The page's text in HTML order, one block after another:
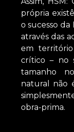
própria
o sucesso
através das
em
crítico – no
tamanho
natural não
obra-prima.